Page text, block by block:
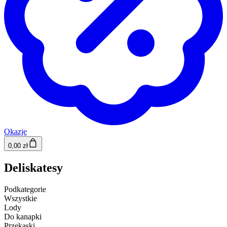
Okazje
0,00 zł
Deliskatesy
Podkategorie
Wszystkie
Lody
Do kanapki